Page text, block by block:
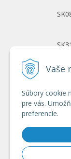
Vaše
Súbory cookie
pre vás.
preferencie.